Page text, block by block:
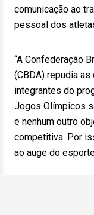
comunicação ao
pessoal dos
“A Confederação
(CBDA) repudia
integrantes do
Jogos Olímpicos
e nenhum outro
competitiva. Por
ao auge do